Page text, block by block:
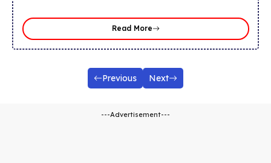
Read More
Previous Next
---Advertisement---